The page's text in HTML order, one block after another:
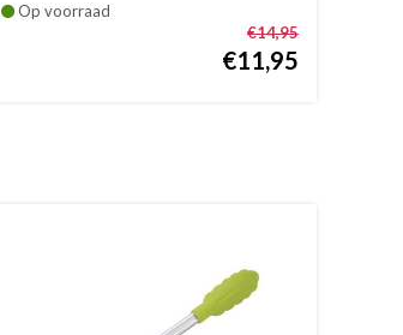
Op voorraad
€14,95
€11,95